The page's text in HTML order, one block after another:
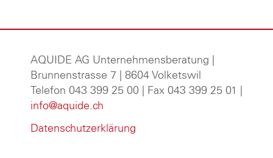
AQUIDE AG Unternehmensberatung
Brunnenstrasse 7 | 8604 Volketswil
Telefon 043 399 25 00 | Fax 043 399 25 01 |
info@aquide.ch
Datenschutzerklärung